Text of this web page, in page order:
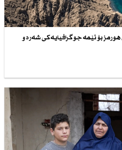
هورمز بۆ ئێمە جوگرافیایەكی شەرە و